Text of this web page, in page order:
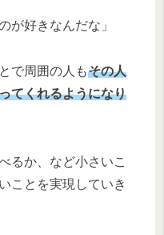
が好きなんだな」
で周囲の人もその人
てくれるようになり
るか、など小さいこ
ことを実現していき